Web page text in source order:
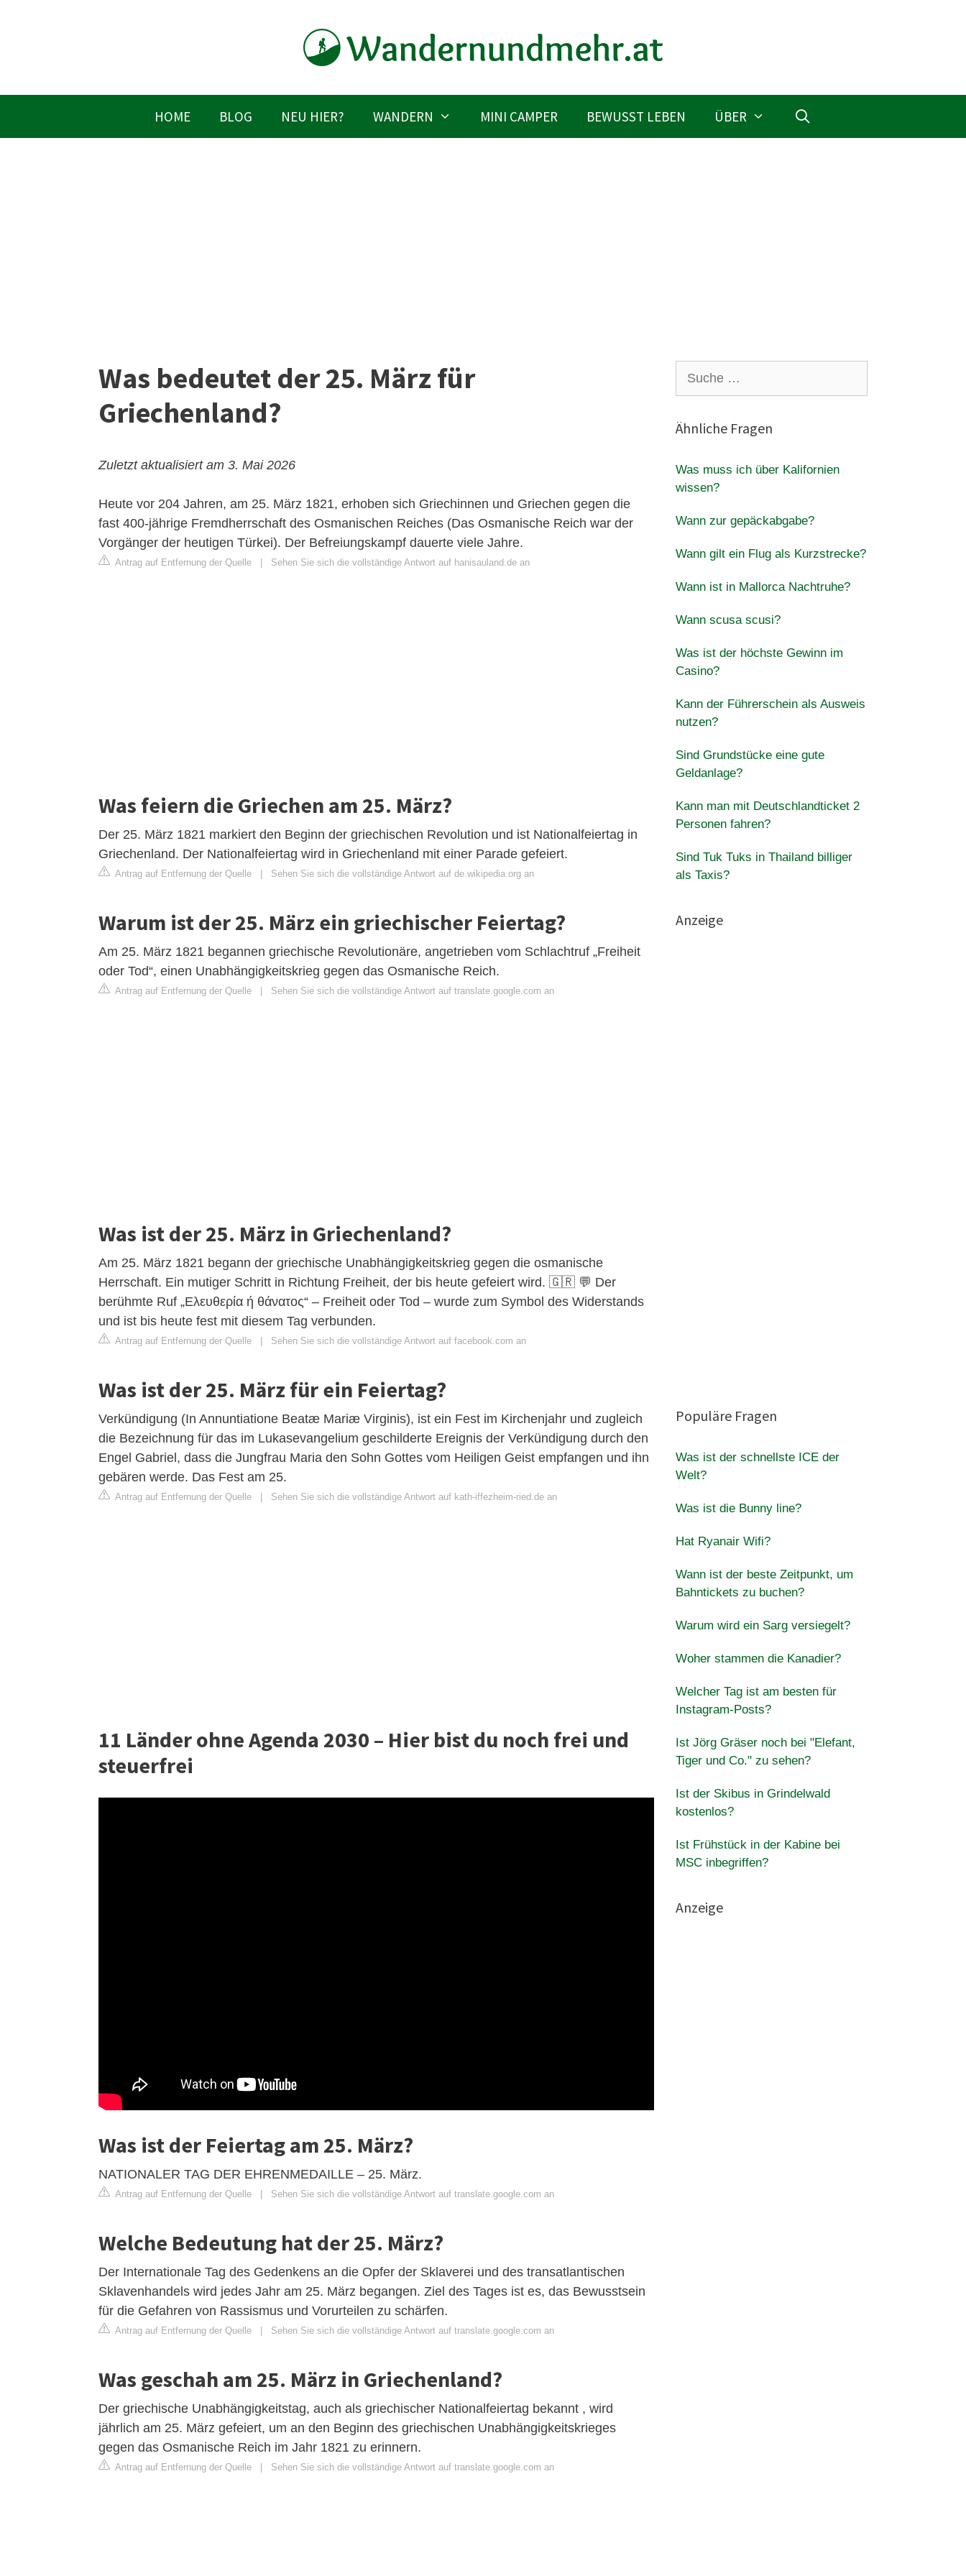
HOME BLOG NEU HIER? WANDERN MINI CAMPER BEWUSST LEBEN ÜBER
Was bedeutet der 25. März für
Griechenland?
Zuletzt aktualisiert am 3. Mai 2026
Heute vor 204 Jahren, am 25. März 1821, erhoben sich Griechinnen und Griechen gegen die
fast 400-jährige Fremdherrschaft des Osmanischen Reiches (Das Osmanische Reich war der
Vorgänger der heutigen Türkei). Der Befreiungskampf dauerte viele Jahre.
Antrag auf Entfernung der Quelle Sehen Sie sich die vollständige Antwort auf hanisauland.de an
Was feiern die Griechen am 25. März?
Der 25. März 1821 markiert den Beginn der griechischen Revolution und ist Nationalfeiertag in
Griechenland. Der Nationalfeiertag wird in Griechenland mit einer Parade gefeiert.
Antrag auf Entfernung der Quelle Sehen Sie sich die vollständige Antwort auf de.wikipedia.org an
Warum ist der 25. März ein griechischer Feiertag?
Am 25. März 1821 begannen griechische Revolutionäre, angetrieben vom Schlachtruf „Freiheit
oder Tod“, einen Unabhängigkeitskrieg gegen das Osmanische Reich.
Antrag auf Entfernung der Quelle Sehen Sie sich die vollständige Antwort auf translate.google.com an
Was ist der 25. März in Griechenland?
Am 25. März 1821 begann der griechische Unabhängigkeitskrieg gegen die osmanische
Herrschaft. Ein mutiger Schritt in Richtung Freiheit, der bis heute gefeiert wird. 🇬🇷 💬 Der
berühmte Ruf „Ελευθερία ή θάνατος“ – Freiheit oder Tod – wurde zum Symbol des Widerstands
und ist bis heute fest mit diesem Tag verbunden.
Antrag auf Entfernung der Quelle Sehen Sie sich die vollständige Antwort auf facebook.com an
Was ist der 25. März für ein Feiertag?
Verkündigung (In Annuntiatione Beatæ Mariæ Virginis), ist ein Fest im Kirchenjahr und zugleich
die Bezeichnung für das im Lukasevangelium geschilderte Ereignis der Verkündigung durch den
Engel Gabriel, dass die Jungfrau Maria den Sohn Gottes vom Heiligen Geist empfangen und ihn
gebären werde. Das Fest am 25.
Antrag auf Entfernung der Quelle Sehen Sie sich die vollständige Antwort auf kath-iffezheim-ried.de an
11 Länder ohne Agenda 2030 – Hier bist du noch frei und
steuerfrei
Was ist der Feiertag am 25. März?
NATIONALER TAG DER EHRENMEDAILLE – 25. März.
Antrag auf Entfernung der Quelle | Sehen Sie sich die vollständige Antwort auf translate.google.com an
Welche Bedeutung hat der 25. März?
Der Internationale Tag des Gedenkens an die Opfer der Sklaverei und des transatlantischen
Sklavenhandels wird jedes Jahr am 25. März begangen. Ziel des Tages ist es, das Bewusstsein
für die Gefahren von Rassismus und Vorurteilen zu schärfen.
Antrag auf Entfernung der Quelle | Sehen Sie sich die vollständige Antwort auf translate.google.com an
Was geschah am 25. März in Griechenland?
Der griechische Unabhängigkeitstag, auch als griechischer Nationalfeiertag bekannt , wird
jährlich am 25. März gefeiert, um an den Beginn des griechischen Unabhängigkeitskrieges
gegen das Osmanische Reich im Jahr 1821 zu erinnern.
Antrag auf Entfernung der Quelle | Sehen Sie sich die vollständige Antwort auf translate.google.com an
nach:
Ähnliche Fragen
Was muss ich über Kalifornien
wissen?
Wann zur gepäckabgabe?
Wann gilt ein Flug als Kurzstrecke?
Wann ist in Mallorca Nachtruhe?
Wann scusa scusi?
Was ist der höchste Gewinn im
Casino?
Kann der Führerschein als Ausweis
nutzen?
Sind Grundstücke eine gute
Geldanlage?
Kann man mit Deutschlandticket 2
Personen fahren?
Sind Tuk Tuks in Thailand billiger
als Taxis?
Anzeige
Populäre Fragen
Was ist der schnellste ICE der
Welt?
Was ist die Bunny line?
Hat Ryanair Wifi?
Wann ist der beste Zeitpunkt, um
Bahntickets zu buchen?
Warum wird ein Sarg versiegelt?
Woher stammen die Kanadier?
Welcher Tag ist am besten für
Instagram-Posts?
Ist Jörg Gräser noch bei "Elefant,
Tiger und Co." zu sehen?
Ist der Skibus in Grindelwald
kostenlos?
Ist Frühstück in der Kabine bei
MSC inbegriffen?
Anzeige